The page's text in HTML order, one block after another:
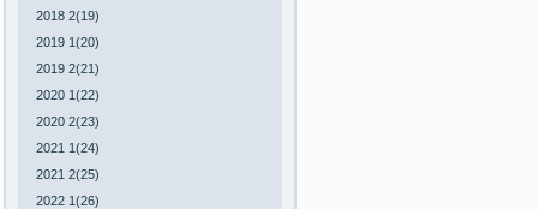
2018 2(19)
2019 1(20)
2019 2(21)
2020 1(22)
2020 2(23)
2021 1(24)
2021 2(25)
2022 1(26)